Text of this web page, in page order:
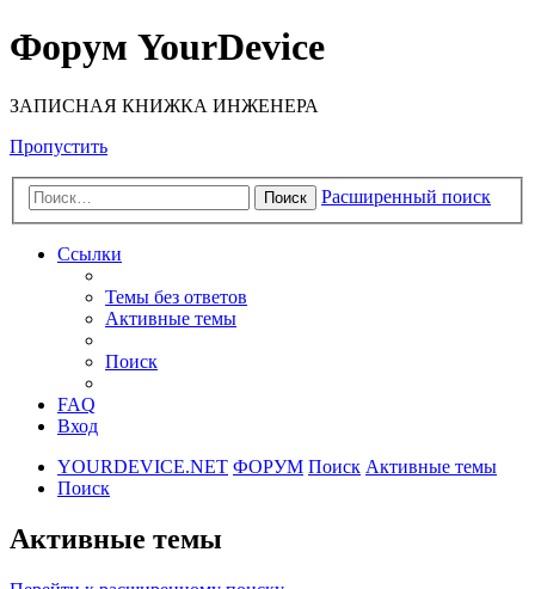
Форум YourDevice
ЗАПИСНАЯ КНИЖКА ИНЖЕНЕРА
Пропустить
Поиск Расширенный поиск
Ссылки
Темы без ответов
Активные темы
Поиск
FAQ
Вход
YOURDEVICE.NET ФОРУМ Поиск Активные темы
Поиск
Активные темы